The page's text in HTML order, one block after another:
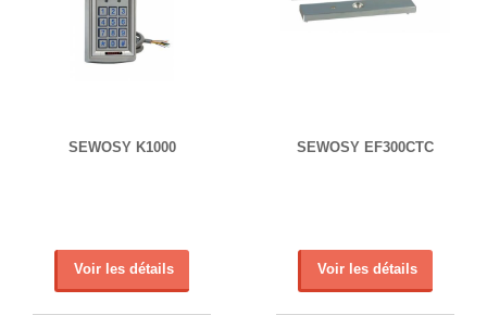
SEWOSY K1000
Voir les détails
SEWOSY EF300CTC
Voir les détails